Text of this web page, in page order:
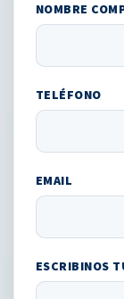
NOMBRE
TELÉFONO
EMAIL
ESCRIBINOS